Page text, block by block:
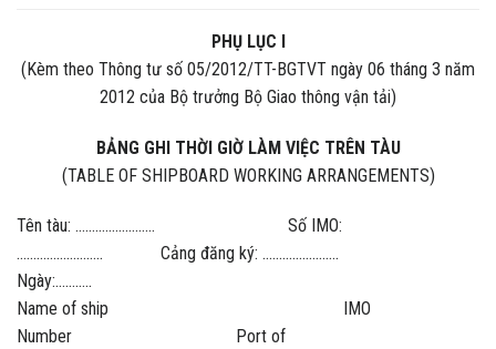
PHỤ LỤC I
(Kèm theo Thông tư số 05/2012/TT-BGTVT ngày 06 tháng 3 năm
2012 của Bộ trưởng Bộ Giao thông vận tải)
BẢNG GHI THỜI GIỜ LÀM VIỆC TRÊN TÀU
(TABLE OF SHIPBOARD WORKING ARRANGEMENTS)
Tên tàu: …………………… Số IMO:
…………………….. Cảng đăng ký: …………………..
Ngày:………..
Name of ship IMO
Number Port of